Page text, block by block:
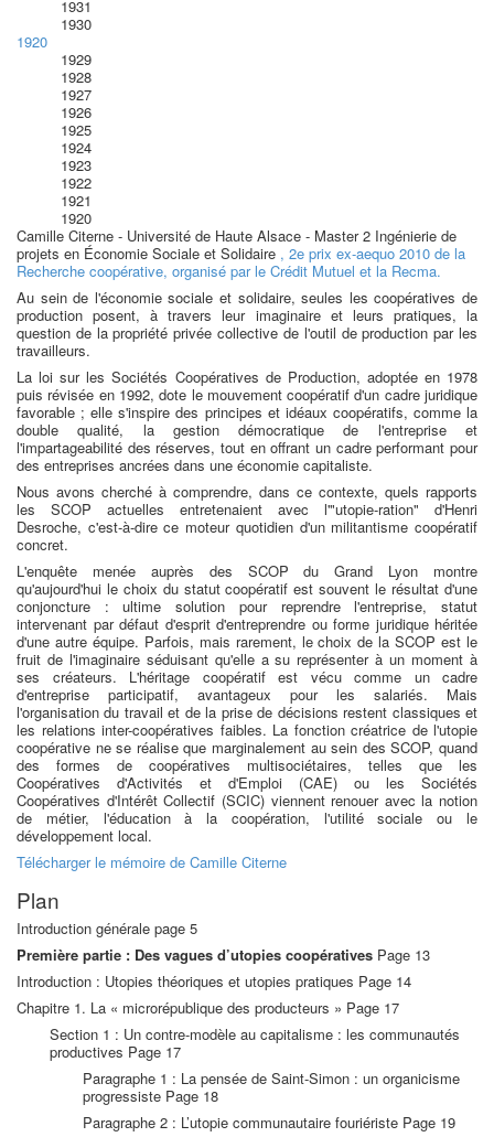
1931
1930
1920
1929
1928
1927
1926
1925
1924
1923
1922
1921
1920
Camille Citerne - Université de Haute Alsace - Master 2 Ingénierie de
projets en Économie Sociale et Solidaire , 2e prix ex-aequo 2010 de la
Recherche coopérative, organisé par le Crédit Mutuel et la Recma.
Au sein de l'économie sociale et solidaire, seules les coopératives de
production posent, à travers leur imaginaire et leurs pratiques, la
question de la propriété privée collective de l'outil de production par les
travailleurs.
La loi sur les Sociétés Coopératives de Production, adoptée en 1978
puis révisée en 1992, dote le mouvement coopératif d'un cadre juridique
favorable ; elle s'inspire des principes et idéaux coopératifs, comme la
double qualité, la gestion démocratique de l'entreprise et
l'impartageabilité des réserves, tout en offrant un cadre performant pour
des entreprises ancrées dans une économie capitaliste.
Nous avons cherché à comprendre, dans ce contexte, quels rapports
les SCOP actuelles entretenaient avec l'"utopie-ration" d'Henri
Desroche, c'est-à-dire ce moteur quotidien d'un militantisme coopératif
concret.
L'enquête menée auprès des SCOP du Grand Lyon montre
qu'aujourd'hui le choix du statut coopératif est souvent le résultat d'une
conjoncture : ultime solution pour reprendre l'entreprise, statut
intervenant par défaut d'esprit d'entreprendre ou forme juridique héritée
d'une autre équipe. Parfois, mais rarement, le choix de la SCOP est le
fruit de l'imaginaire séduisant qu'elle a su représenter à un moment à
ses créateurs. L'héritage coopératif est vécu comme un cadre
d'entreprise participatif, avantageux pour les salariés. Mais
l'organisation du travail et de la prise de décisions restent classiques et
les relations inter-coopératives faibles. La fonction créatrice de l'utopie
coopérative ne se réalise que marginalement au sein des SCOP, quand
des formes de coopératives multisociétaires, telles que les
Coopératives d'Activités et d'Emploi (CAE) ou les Sociétés
Coopératives d'Intérêt Collectif (SCIC) viennent renouer avec la notion
de métier, l'éducation à la coopération, l'utilité sociale ou le
développement local.
Télécharger le mémoire de Camille Citerne
Plan
Introduction générale page 5
Première partie : Des vagues d’utopies coopératives Page 13
Introduction : Utopies théoriques et utopies pratiques Page 14
Chapitre 1. La « microrépublique des producteurs » Page 17
Section 1 : Un contre-modèle au capitalisme : les communautés
productives Page 17
Paragraphe 1 : La pensée de Saint-Simon : un organicisme
progressiste Page 18
Paragraphe 2 : L’utopie communautaire fouriériste Page 19